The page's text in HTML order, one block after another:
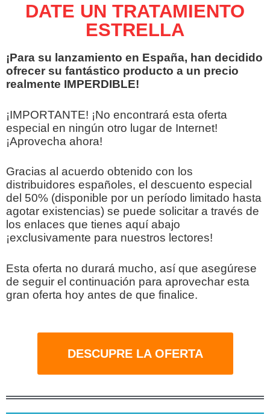
DATE UN TRATAMIENTO
ESTRELLA
¡Para su lanzamiento en España, han decidido
ofrecer su fantástico producto a un precio
realmente IMPERDIBLE!
¡IMPORTANTE! ¡No encontrará esta oferta
especial en ningún otro lugar de Internet!
¡Aprovecha ahora!
Gracias al acuerdo obtenido con los
distribuidores españoles, el descuento especial
del 50% (disponible por un período limitado hasta
agotar existencias) se puede solicitar a través de
los enlaces que tienes aquí abajo
¡exclusivamente para nuestros lectores!
Esta oferta no durará mucho, así que asegúrese
de seguir el continuación para aprovechar esta
gran oferta hoy antes de que finalice.
DESCUPRE LA OFERTA